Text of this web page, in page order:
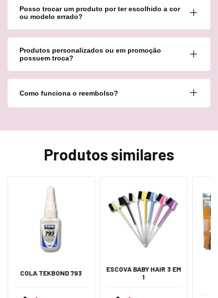
Posso trocar um produto por ter escolhido a cor
ou modelo errado?
Produtos personalizados ou em promoção
possuem troca?
Como funciona o reembolso?
Produtos similares
COLA TEKBOND 793
ESCOVA BABY HAIR 3 EM
1